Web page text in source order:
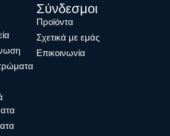
Σύνδεσμοι
Προϊόντα
Σχετικά με εμάς
Επικοινωνία